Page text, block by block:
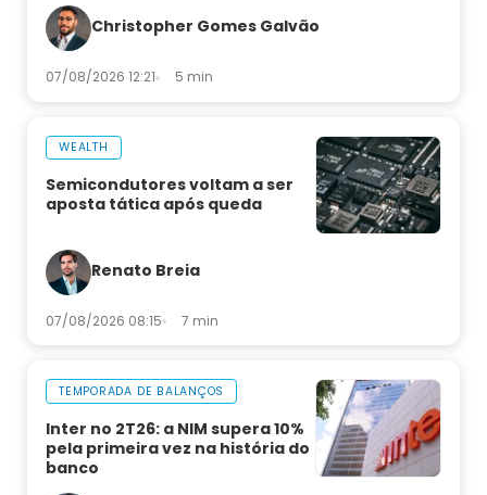
Christopher Gomes Galvão
07/08/2026 12:21 5 min
WEALTH
Semicondutores voltam a ser
aposta tática após queda
Renato Breia
07/08/2026 08:15 7 min
TEMPORADA DE BALANÇOS
Inter no 2T26: a NIM supera 10%
pela primeira vez na história do
banco